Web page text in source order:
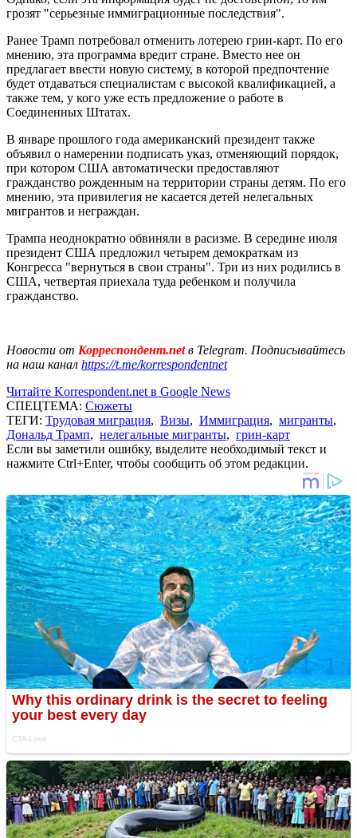
грозят "серьезные иммиграционные последствия".
Ранее Трамп потребовал отменить лотерею грин-карт. По его
мнению, эта программа вредит стране. Вместо нее он
предлагает ввести новую систему, в которой предпочтение
будет отдаваться специалистам с высокой квалификацией, а
также тем, у кого уже есть предложение о работе в
Соединенных Штатах.
В январе прошлого года американский президент также
объявил о намерении подписать указ, отменяющий порядок,
при котором США автоматически предоставляют
гражданство рожденным на территории страны детям. По его
мнению, эта привилегия не касается детей нелегальных
мигрантов и неграждан.
Трампа неоднократно обвиняли в расизме. В середине июля
президент США предложил четырем демократкам из
Конгресса "вернуться в свои страны". Три из них родились в
США, четвертая приехала туда ребенком и получила
гражданство.
Новости от Корреспондент.netв Telegram. Подписывайтесь
на наш канал https://t.me/korrespondentnet
Читайте Korrespondent.net в Google News
СПЕЦТЕМА: Сюжеты
ТЕГИ: Трудовая миграция, Визы, Иммиграция, мигранты,
Дональд Трамп, нелегальные мигранты, грин-карт
Если вы заметили ошибку, выделите необходимый текст и
нажмите Ctrl+Enter, чтобы сообщить об этом редакции.